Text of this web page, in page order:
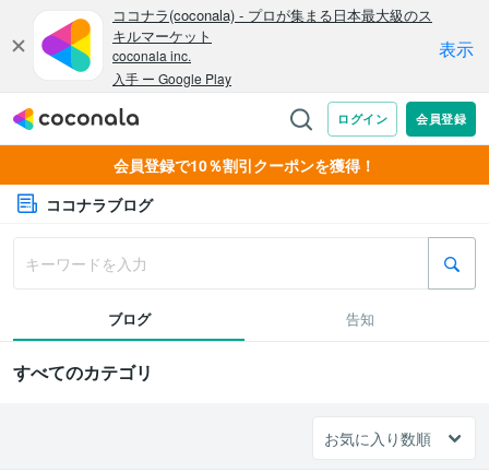
会員登録で10％割引クーポンを獲得！
ココナラブログ
ブログ 告知
すべてのカテゴリ